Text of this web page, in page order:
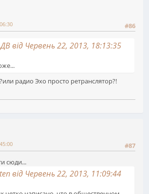
#86
від Червень 22, 2013, 18:13:35
радио Эхо просто ретранслятор?!
#87
сюди...
від Червень 22, 2013, 11:09:44